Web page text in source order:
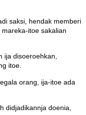
saksi, hendak memberi
itoe sakalian
ija disoeroehkan,
itoe.
orang, ija-itoe ada
didjadikannja doenia,